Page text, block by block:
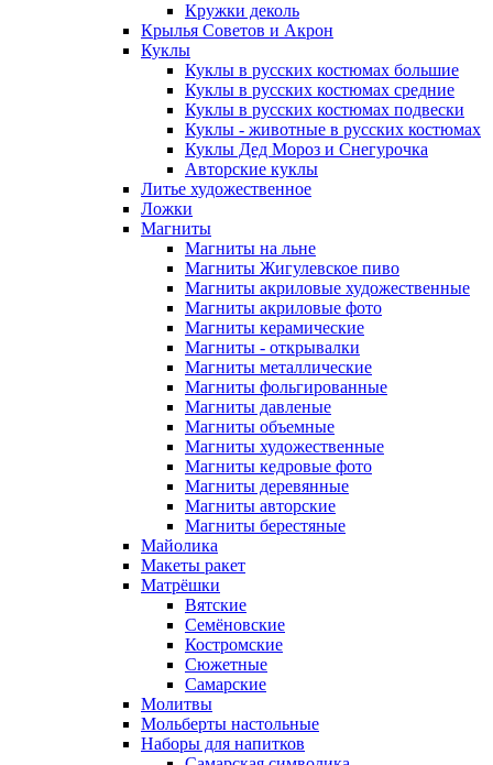
Кружки деколь
Крылья Советов и Акрон
Куклы
Куклы в русских костюмах большие
Куклы в русских костюмах средние
Куклы в русских костюмах подвески
Куклы - животные в русских костюмах
Куклы Дед Мороз и Снегурочка
Авторские куклы
Литье художественное
Ложки
Магниты
Магниты на льне
Магниты Жигулевское пиво
Магниты акриловые художественные
Магниты акриловые фото
Магниты керамические
Магниты - открывалки
Магниты металлические
Магниты фольгированные
Магниты давленые
Магниты объемные
Магниты художественные
Магниты кедровые фото
Магниты деревянные
Магниты авторские
Магниты берестяные
Майолика
Макеты ракет
Матрёшки
Вятские
Семёновские
Костромские
Сюжетные
Самарские
Молитвы
Мольберты настольные
Наборы для напитков